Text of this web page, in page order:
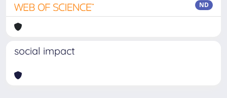
ND
social impact